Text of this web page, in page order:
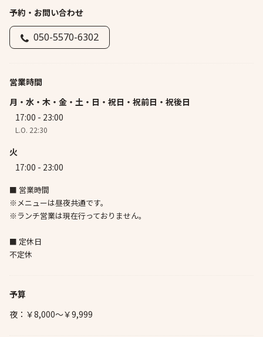
予約・お問い合わせ
050-5570-6302
営業時間
月・水・木・金・土・日・祝日・祝前日・祝後日
17:00 - 23:00
L.O. 22:30
火
17:00 - 23:00
■ 営業時間
※メニューは昼夜共通です。
※ランチ営業は現在行っておりません。
■ 定休日
不定休
予算
夜：￥8,000～￥9,999